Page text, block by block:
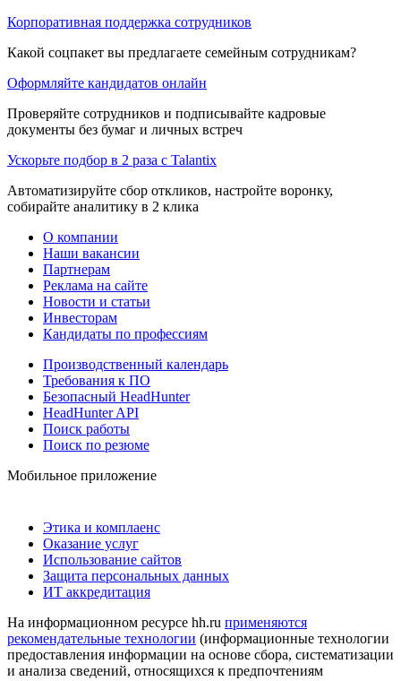
Корпоративная поддержка сотрудников
Какой соцпакет вы предлагаете семейным сотрудникам?
Оформляйте кандидатов онлайн
Проверяйте сотрудников и подписывайте кадровые
документы без бумаг и личных встреч
Ускорьте подбор в 2 раза с Talantix
Автоматизируйте сбор откликов, настройте воронку,
собирайте аналитику в 2 клика
О компании
Наши вакансии
Партнерам
Реклама на сайте
Новости и статьи
Инвесторам
Кандидаты по профессиям
Производственный календарь
Требования к ПО
Безопасный HeadHunter
HeadHunter API
Поиск работы
Поиск по резюме
Мобильное приложение
Этика и комплаенс
Оказание услуг
Использование сайтов
Защита персональных данных
ИТ аккредитация
На информационном ресурсе hh.ru применяются
рекомендательные технологии (информационные технологии
предоставления информации на основе сбора, систематизации
и анализа сведений, относящихся к предпочтениям